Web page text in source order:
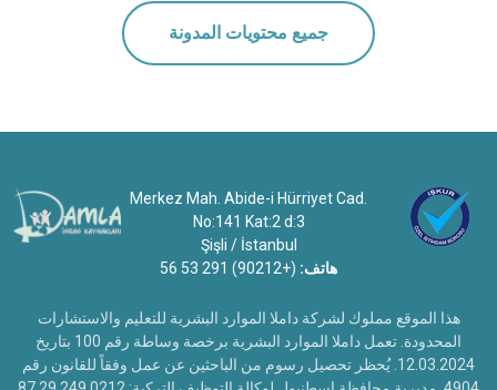
جميع محتويات المدونة
Merkez Mah. Abide-i Hürriyet Cad.
No:141 Kat:2 d:3
Şişli / İstanbul
هاتف: (+90212) 291 53 56
هذا الموقع مملوك لشركة داملا الموارد البشرية للتعليم والاستشارات
المحدودة. تعمل داملا الموارد البشرية برخصة وساطة رقم 100 بتاريخ
12.03.2024. يُحظر تحصيل رسوم من الباحثين عن عمل وفقاً للقانون رقم